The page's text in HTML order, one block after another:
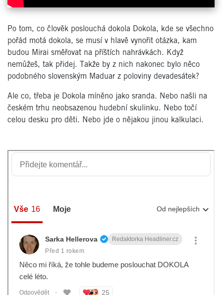
Po tom, co člověk poslouchá dokola Dokola, kde se všechno
pořád motá dokola, se musí v hlavě vynořit otázka, kam
budou Mirai směřovat na příštích nahrávkách. Když
nemůžeš, tak přidej. Takže by z nich nakonec bylo něco
podobného slovenským Maduar z poloviny devadesátek?
Ale co, třeba je Dokola míněno jako sranda. Nebo našli na
českém trhu neobsazenou hudební skulinku. Nebo točí
celou desku pro děti. Nebo jde o nějakou jinou kalkulaci.